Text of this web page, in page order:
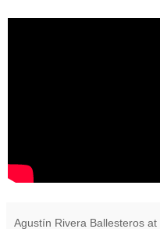
Agustín Rivera Ballesteros at